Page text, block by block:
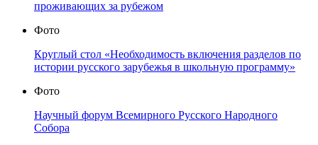
проживающих за рубежом
Фото
Круглый стол «Необходимость включения разделов по
истории русского зарубежья в школьную программу»
Фото
Научный форум Всемирного Русского Народного
Собора